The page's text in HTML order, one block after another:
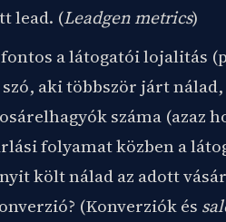
lead. (Leadgen metrics)
a látogatói lojalitás
aki többször járt
száma (azaz
folyamat közben a
költ nálad az adott
(Konverziók és